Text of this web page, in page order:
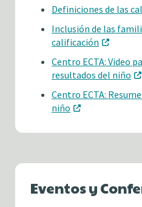
Definiciones de las
Inclusión de las
calificación
Centro ECTA: Video
resultados del niño
Centro ECTA:
niño
Eventos y